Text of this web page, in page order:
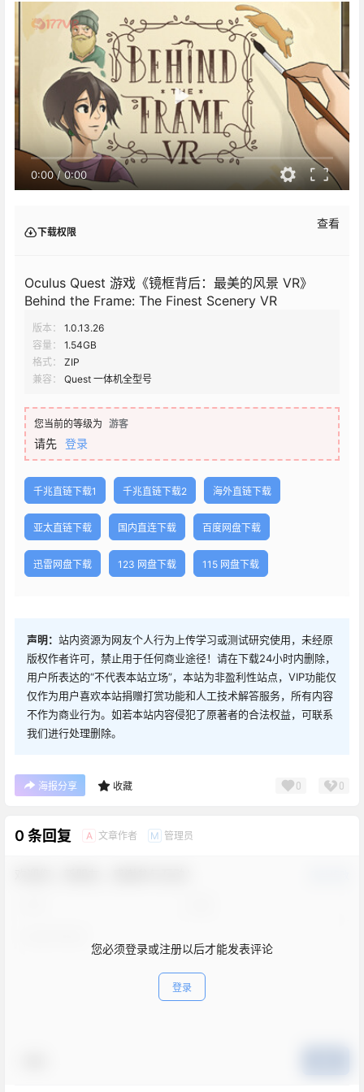
0:00/0:00
下载权限
查看
Oculus Quest 游戏《镜框背后：最美的风景 VR》
Behind the Frame: The Finest Scenery VR
版本：
1.0.13.26
容量：
1.54GB
格式：
ZIP
兼容：
Quest 一体机全型号
您当前的等级为 游客
请先 登录
千兆直链下载1 千兆直链下载2 海外直链下载
亚太直链下载 国内直连下载 百度网盘下载
迅雷网盘下载 123 网盘下载 115 网盘下载
声明： 站内资源为网友个人行为上传学习或测试研究使用，未经原
版权作者许可，禁止用于任何商业途径！请在下载24小时内删除，
用户所表达的“不代表本站立场”，本站为非盈利性站点，VIP功能仅
仅作为用户喜欢本站捐赠打赏功能和人工技术解答服务，所有内容
不作为商业行为。如若本站内容侵犯了原著者的合法权益，可联系
我们进行处理删除。
海报分享 收藏 0 0
0 条回复 A 文章作者 M 管理员
您必须登录或注册以后才能发表评论
登录